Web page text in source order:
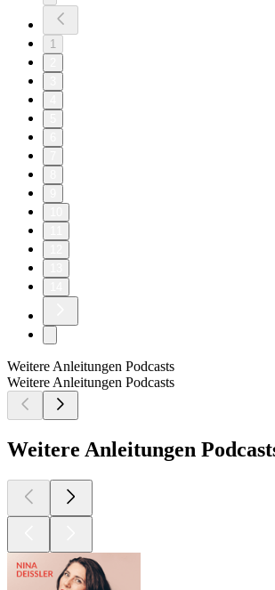
1
Weitere Anleitungen Podcasts
Weitere Anleitungen Podcasts
Weitere Anleitungen